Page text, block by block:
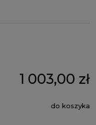
1 003,00 zł
do koszyka